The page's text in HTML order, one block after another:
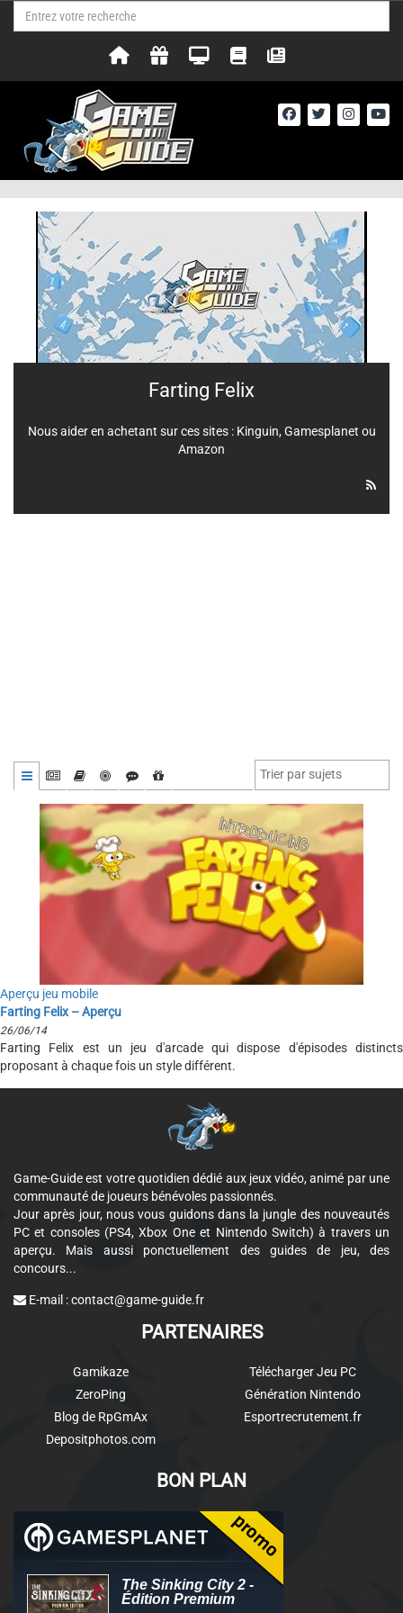
Aperçu jeu mobile
Farting Felix – Aperçu
26/06/14
Farting Felix est un jeu d'arcade qui dispose d'épisodes distincts
proposant à chaque fois un style différent.
Farting Felix
Nous aider en achetant sur ces sites : Kinguin, Gamesplanet ou
Amazon
Game-Guide est votre quotidien dédié aux jeux vidéo, animé par une
communauté de joueurs bénévoles passionnés.
Jour après jour, nous vous guidons dans la jungle des nouveautés
PC et consoles (PS4, Xbox One et Nintendo Switch) à travers un
aperçu. Mais aussi ponctuellement des guides de jeu, des
concours...
E-mail :contact@game-guide.fr
PARTENAIRES
Gamikaze
ZeroPing
Blog de RpGmAx
Depositphotos.com
Télécharger Jeu PC
Génération Nintendo
Esportrecrutement.fr
BON PLAN